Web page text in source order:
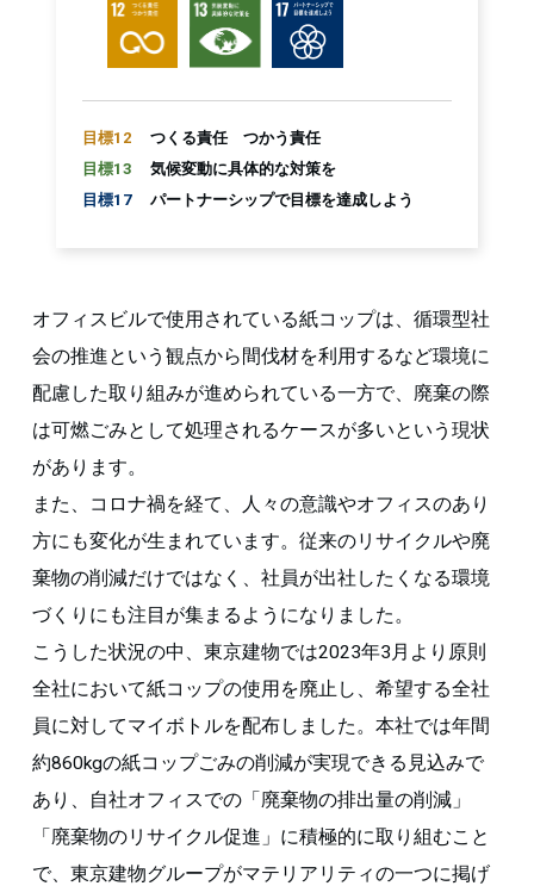
目標12
つくる責任 つかう責任
目標13
気候変動に具体的な対策を
目標17
パートナーシップで目標を達成しよう
オフィスビルで使用されている紙コップは、循環型社
会の推進という観点から間伐材を利用するなど環境に
配慮した取り組みが進められている一方で、廃棄の際
は可燃ごみとして処理されるケースが多いという現状
があります。
また、コロナ禍を経て、人々の意識やオフィスのあり
方にも変化が生まれています。従来のリサイクルや廃
棄物の削減だけではなく、社員が出社したくなる環境
づくりにも注目が集まるようになりました。
こうした状況の中、東京建物では2023年3月より原則
全社において紙コップの使用を廃止し、希望する全社
員に対してマイボトルを配布しました。本社では年間
約860kgの紙コップごみの削減が実現できる見込みで
あり、自社オフィスでの「廃棄物の排出量の削減」
「廃棄物のリサイクル促進」に積極的に取り組むこと
で、東京建物グループがマテリアリティの一つに掲げ